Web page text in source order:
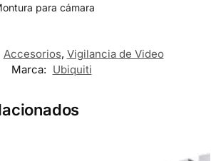
para cámara
Accesorios, Vigilancia de Video
Marca: Ubiquiti